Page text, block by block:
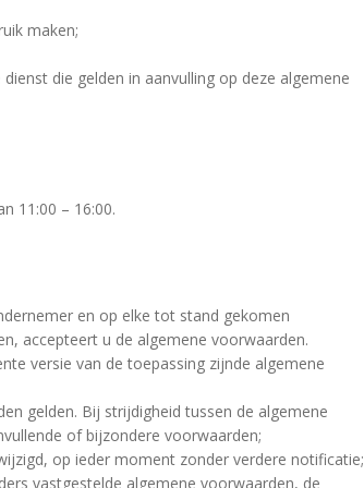
maken;
die gelden in aanvulling op deze algemene
11:00 – 16:00.
en op elke tot stand gekomen
accepteert u de algemene voorwaarden.
versie van de toepassing zijnde algemene
gelden. Bij strijdigheid tussen de algemene
of bijzondere voorwaarden;
op ieder moment zonder verdere notificatie;
vastgestelde algemene voorwaarden, de